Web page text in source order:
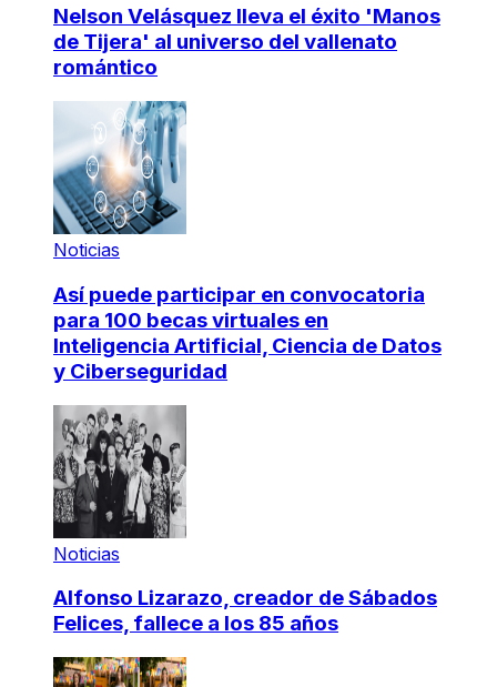
Nelson Velásquez lleva el éxito 'Manos
de Tijera' al universo del vallenato
romántico
Noticias
Así puede participar en convocatoria
para 100 becas virtuales en
Inteligencia Artificial, Ciencia de Datos
y Ciberseguridad
Noticias
Alfonso Lizarazo, creador de Sábados
Felices, fallece a los 85 años